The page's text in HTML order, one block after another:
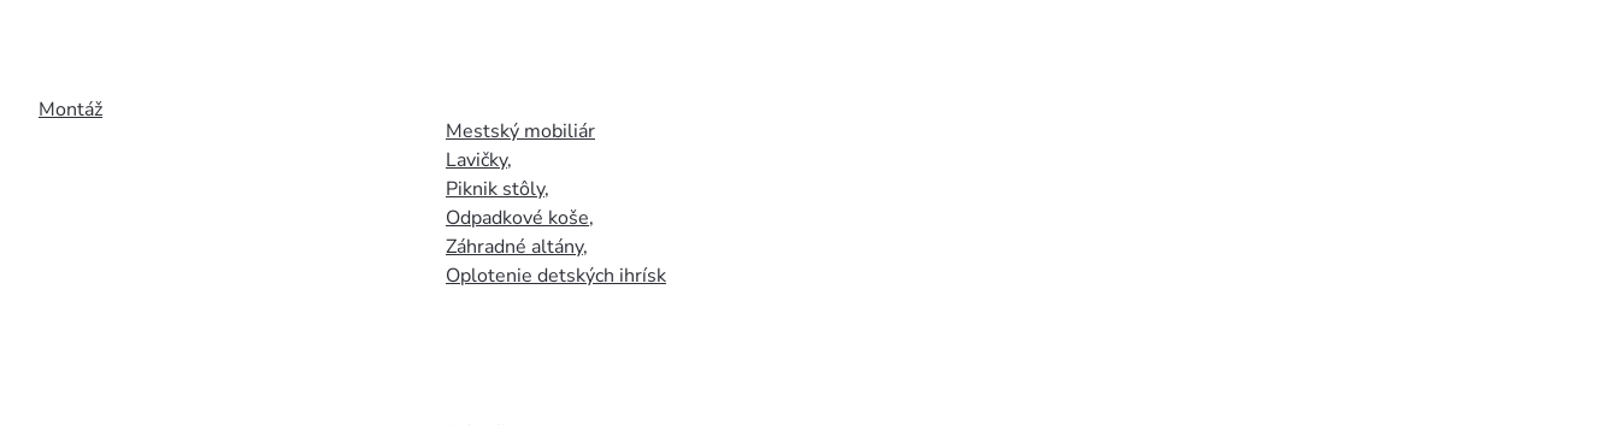
Montáž
Mestský mobiliár
Lavičky,
Piknik stôly,
Odpadkové koše,
Záhradné altány,
Oplotenie detských ihrísk